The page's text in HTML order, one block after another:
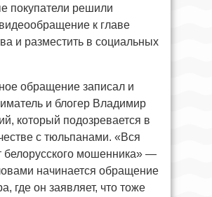
покупатели решили
к главе
и разместить в социальных
обращение записал и
и блогер Владимир
который подозревается в
с тюльпанами. «Вся
белорусского мошенника» —
начинается обращение
где он заявляет, что тоже